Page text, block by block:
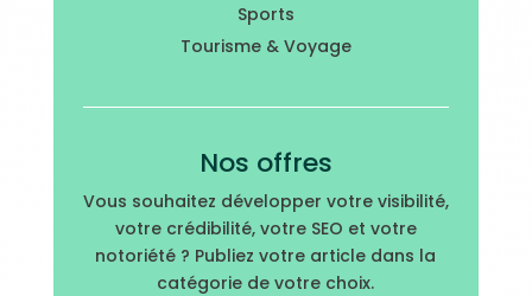
Sports
Tourisme & Voyage
Nos offres
Vous souhaitez développer votre visibilité,
votre crédibilité, votre SEO et votre
notoriété ? Publiez votre article dans la
catégorie de votre choix.